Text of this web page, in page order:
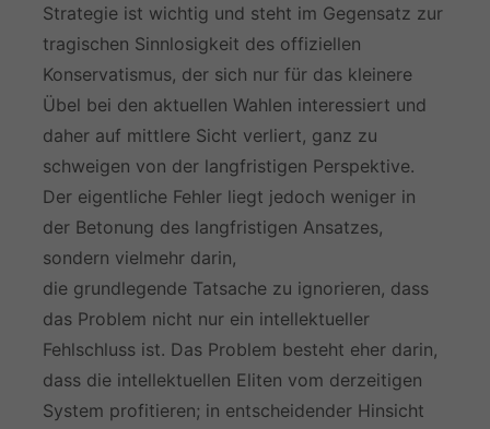
Strategie ist wichtig und steht im Gegensatz zur
tragischen Sinnlosigkeit des offiziellen
Konservatismus, der sich nur für das kleinere
Übel bei den aktuellen Wahlen interessiert und
daher auf mittlere Sicht verliert, ganz zu
schweigen von der langfristigen Perspektive.
Der eigentliche Fehler liegt jedoch weniger in
der Betonung des langfristigen Ansatzes,
sondern vielmehr darin,
die grundlegende Tatsache zu ignorieren, dass
das Problem nicht nur ein intellektueller
Fehlschluss ist. Das Problem besteht eher darin,
dass die intellektuellen Eliten vom derzeitigen
System profitieren; in entscheidender Hinsicht